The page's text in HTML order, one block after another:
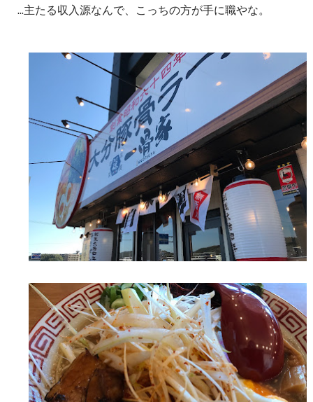
...主たる収入源なんで、こっちの方が手に職やな。